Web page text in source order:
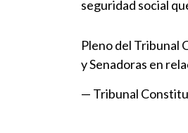
seguridad social
Pleno del Tribunal
y Senadoras en
— Tribunal